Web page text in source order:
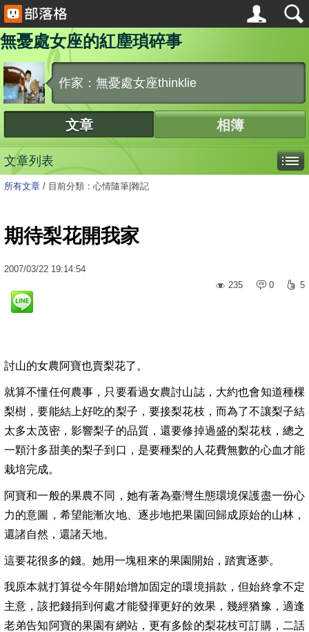
無憂處女座的紅塵瑣碎事
作家：無憂處女座thinklie
文章 相簿
文章列表
所有文章 / 目前分類：心情隨筆|雜記
期待梨花開我家
2007/03/22 19:14:54
235
0 5
討山的女農阿寶也賣梨花了。
就算不懂任何農事，只要看過女農討山誌，大約也會知道種棵
梨樹，要能結上好吃的梨子，要接梨花枝，而為了不讓梨子結
太多太茂密，影響梨子的品質，還要修掉過盛的梨花枝，總之
一顆汁多甜美的梨子到口，是要種梨的人花費無數的心血才能
栽培完成。
阿寶和一般的果農不同，她有著為臺灣生態環境保護盡一份心
力的意圖，希望能漸次地、逐步地把果園回歸成原始的山林，
還諸自然，還諸天地。
這要花很多的錢。她用一塊租來的果園開始，踏實逐夢。
我原本就打算從今年開始增加固定的環境捐款，但始終拿不定
主意，該把錢捐到何處才能發揮更好的效果，幾經猶豫，適逢
老弟告知阿寶的果園有網站，更有多餘的梨花枝可訂購，二話